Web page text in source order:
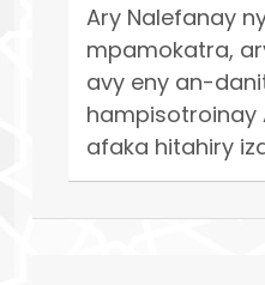
Ary Nalefanay
mpamokatra,
avy eny an-
hampisotroinay
afaka hitahiry